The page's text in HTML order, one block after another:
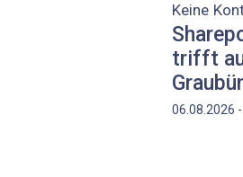
Keine
trifft
06.08.2026